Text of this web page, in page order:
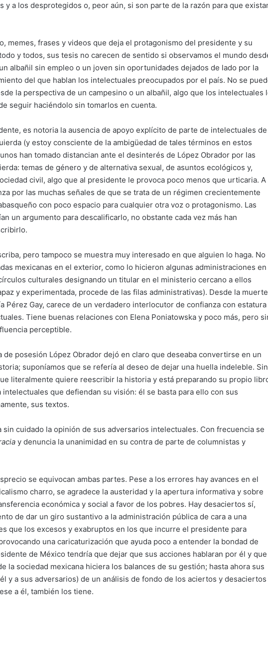
y a los desprotegidos o, peor aún, si son parte de la razón para que
memes, frases y videos que deja el protagonismo del presidente y su
y todos, sus tesis no carecen de sentido si observamos el mundo
albañil sin empleo o un joven sin oportunidades dejados de lado por la
del que hablan los intelectuales preocupados por el país. No se
la perspectiva de un campesino o un albañil, algo que los intelectuales
seguir haciéndolo sin tomarlos en cuenta.
es notoria la ausencia de apoyo explícito de parte de intelectuales de
(y estoy consciente de la ambigüedad de tales términos en estos
han tomado distancian ante el desinterés de López Obrador por las
temas de género y de alternativa sexual, de asuntos ecológicos y,
civil, algo que al presidente le provoca poco menos que urticaria. A
por las muchas señales de que se trata de un régimen crecientemente
con poco espacio para cualquier otra voz o protagonismo. Las
un argumento para descalificarlo, no obstante cada vez más han
pero tampoco se muestra muy interesado en que alguien lo haga. No
mexicanas en el exterior, como lo hicieron algunas administraciones en
culturales designando un titular en el ministerio cercano a ellos
y experimentada, procede de las filas administrativas). Desde la muerte
Pérez Gay, carece de un verdadero interlocutor de confianza con estatura
Tiene buenas relaciones con Elena Poniatowska y poco más, pero
perceptible.
de posesión López Obrador dejó en claro que deseaba convertirse en un
suponíamos que se refería al deseo de dejar una huella indeleble. Sin
literalmente quiere reescribir la historia y está preparando su propio
que defiendan su visión: él se basta para ello con sus
sus textos.
cuidado la opinión de sus adversarios intelectuales. Con frecuencia se
y denuncia la unanimidad en su contra de parte de columnistas y
se equivocan ambas partes. Pese a los errores hay avances en el
charro, se agradece la austeridad y la apertura informativa y sobre
económica y social a favor de los pobres. Hay desaciertos sí,
de dar un giro sustantivo a la administración pública de cara a una
que los excesos y exabruptos en los que incurre el presidente para
una caricaturización que ayuda poco a entender la bondad de
de México tendría que dejar que sus acciones hablaran por él y que
la sociedad mexicana hiciera los balances de su gestión; hasta ahora sus
y a sus adversarios) de un análisis de fondo de los aciertos y desaciertos
a él, también los tiene.